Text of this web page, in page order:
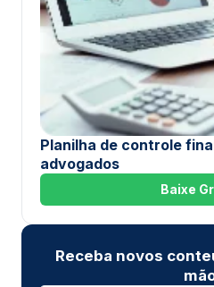
Planilha de controle
advogados
Baixe
Receba novos